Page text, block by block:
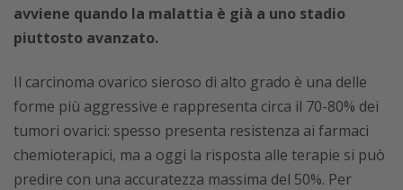
avviene quando la malattia è già a uno stadio
piuttosto avanzato.
Il carcinoma ovarico sieroso di alto grado è una delle
forme più aggressive e rappresenta circa il 70-80% dei
tumori ovarici: spesso presenta resistenza ai farmaci
chemioterapici, ma a oggi la risposta alle terapie si può
predire con una accuratezza massima del 50%. Per